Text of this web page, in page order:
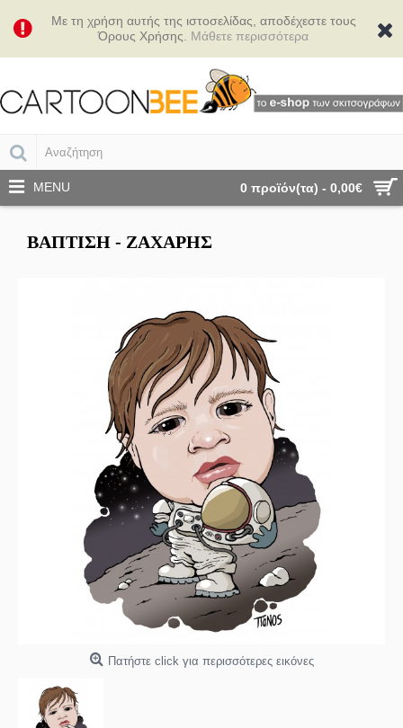
Με τη χρήση αυτής της ιστοσελίδας, αποδέχεστε τους
Όρους Χρήσης. Μάθετε περισσότερα
0 προϊόν(τα) - 0,00€
MENU
ΒΆΠΤΙΣΗ - ΖΆΧΑΡΗΣ
Πατήστε click για περισσότερες εικόνες